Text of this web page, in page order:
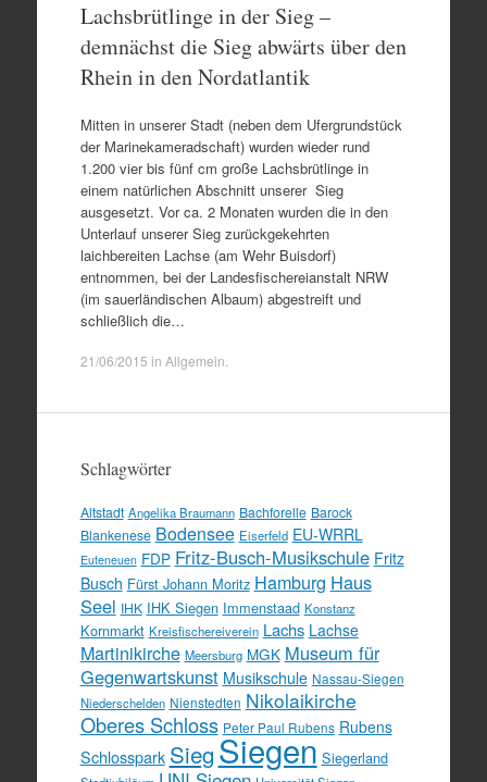
Lachsbrütlinge in der Sieg –
demnächst die Sieg abwärts über den
Rhein in den Nordatlantik
Mitten in unserer Stadt (neben dem Ufergrundstück
der Marinekameradschaft) wurden wieder rund
1.200 vier bis fünf cm große Lachsbrütlinge in
einem natürlichen Abschnitt unserer Sieg
ausgesetzt. Vor ca. 2 Monaten wurden die in den
Unterlauf unserer Sieg zurückgekehrten
laichbereiten Lachse (am Wehr Buisdorf)
entnommen, bei der Landesfischereianstalt NRW
(im sauerländischen Albaum) abgestreift und
schließlich die…
21/06/2015 in Allgemein
Schlagwörter
Altstadt Angelika Braumann Bachforelle Barock
Blankenese Bodensee Eiserfeld EU-WRRL
Euteneuen FDP Fritz-Busch-Musikschule Fritz
Busch Fürst Johann Moritz Hamburg Haus
Seel IHK IHK Siegen Immenstaad Konstanz
Kornmarkt Kreisfischereiverein Lachs Lachse
Martinikirche Meersburg MGK Museum für
Gegenwartskunst Musikschule Nassau-Siegen
Niederschelden Nienstedten Nikolaikirche
Oberes Schloss Peter Paul Rubens Rubens
Schlosspark SiegSiegen Siegerland